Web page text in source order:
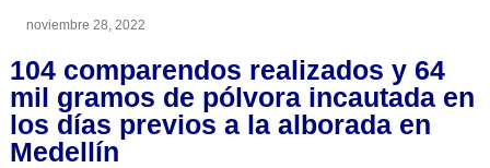
noviembre 28, 2022
104 comparendos realizados y 64
mil gramos de pólvora incautada en
los días previos a la alborada en
Medellín